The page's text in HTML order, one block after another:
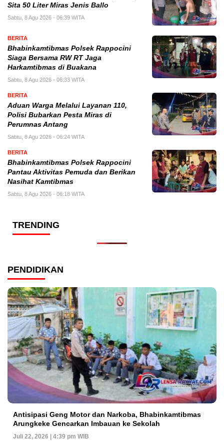
Sita 50 Liter Miras Jenis Ballo
Sabtu, 8 Agu 2026 - 06:39 WITA
BERITA
Bhabinkamtibmas Polsek Rappocini
Siaga Bersama RW RT Jaga
Harkamtibmas di Buakana
Sabtu, 8 Agu 2026 - 06:33 WITA
BERITA
Aduan Warga Melalui Layanan 110,
Polisi Bubarkan Pesta Miras di
Perumnas Antang
Sabtu, 8 Agu 2026 - 06:24 WITA
BERITA
Bhabinkamtibmas Polsek Rappocini
Pantau Aktivitas Pemuda dan Berikan
Nasihat Kamtibmas
Sabtu, 8 Agu 2026 - 06:18 WITA
TRENDING
PENDIDIKAN
Antisipasi Geng Motor dan Narkoba, Bhabinkamtibmas
Arungkeke Gencarkan Imbauan ke Sekolah
Juli 22, 2026 | 4:39 pm WIB